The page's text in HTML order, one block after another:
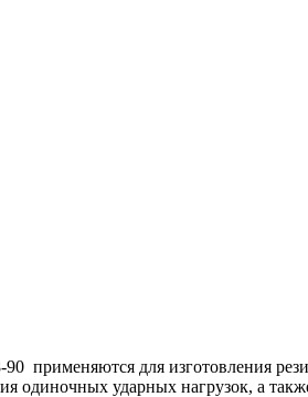
для изготовления
одиночных ударных нагрузок, а